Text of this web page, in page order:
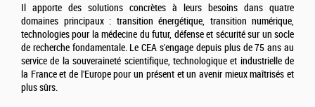
Il apporte des solutions concrètes à leurs besoins dans quatre
domaines principaux : transition énergétique, transition numérique,
technologies pour la médecine du futur, défense et sécurité sur un socle
de recherche fondamentale. Le CEA s'engage depuis plus de 75 ans au
service de la souveraineté scientifique, technologique et industrielle de
la France et de l'Europe pour un présent et un avenir mieux maîtrisés et
plus sûrs.